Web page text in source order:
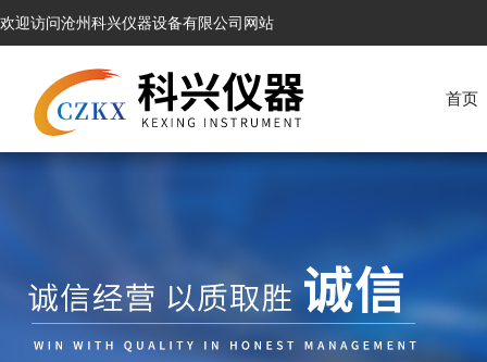
欢迎访问沧州科兴仪器设备有限公司网站
首页